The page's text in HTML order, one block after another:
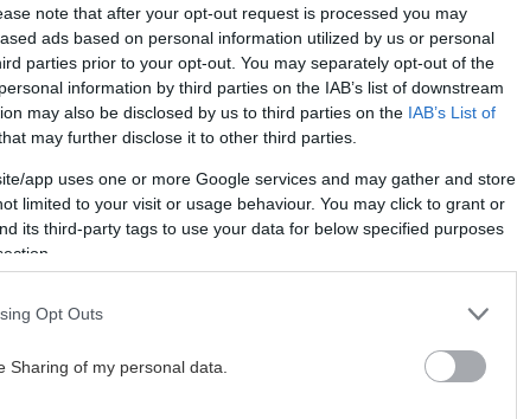
note that after your opt-out request is processed you may
ads based on personal information utilized by us or personal
parties prior to your opt-out. You may separately opt-out of the
information by third parties on the IAB’s list of downstream
may also be disclosed by us to third parties on the IAB’s List of
may further disclose it to other third parties.
app uses one or more Google services and may gather and store
limited to your visit or usage behaviour. You may click to grant or
its third-party tags to use your data for below specified purposes
Opt Outs
Sharing of my personal data.